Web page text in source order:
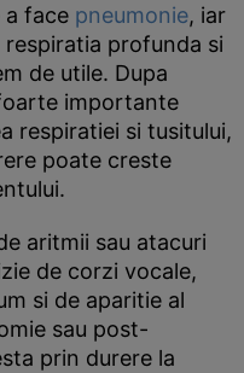
a face pneumonie, iar
profunda si
de utile. Dupa
importante
respiratiei si tusitului,
poate creste
aritmii sau atacuri
de corzi vocale,
si de aparitie al
sau post-
prin durere la